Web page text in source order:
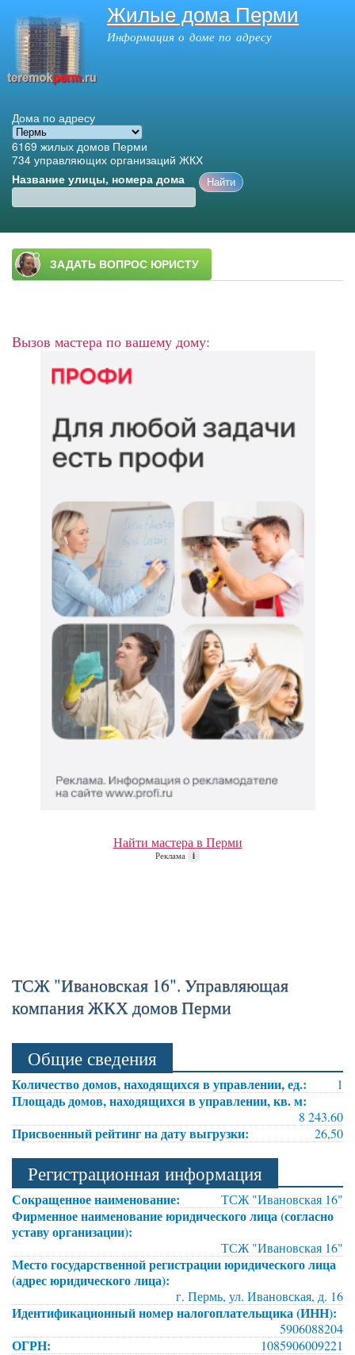
Перейти к
основному
Жилые дома Перми
Информация о доме по адресу
Дома по адресу
6169 жилых домов Перми
734 управляющих организаций ЖКХ
Название улицы, номера дома
Главное меню
Вызов мастера по вашему дому:
Найти мастера в Перми
Реклама i
ТСЖ "Ивановская 16". Управляющая
компания ЖКХ домов Перми
Общие сведения
Количество домов, находящихся в управлении, ед.: 1
Площадь домов, находящихся в управлении, кв. м:
8 243.60
Присвоенный рейтинг на дату выгрузки: 26,50
Регистрационная информация
Сокращенное наименование: ТСЖ "Ивановская 16"
Фирменное наименование юридического лица (согласно
уставу организации):
ТСЖ "Ивановская 16"
Место государственной регистрации юридического лица
(адрес юридического лица):
г. Пермь, ул. Ивановская, д. 16
Идентификационный номер налогоплательщика (ИНН):
5906088204
ОГРН: 1085906009221